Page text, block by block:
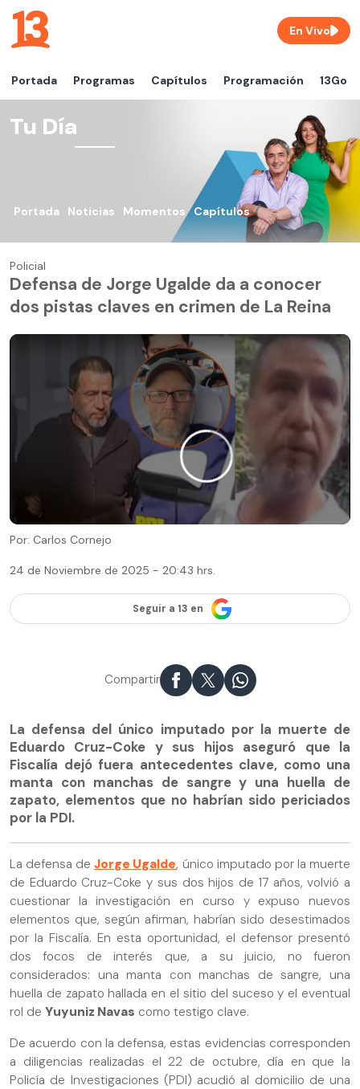
Portada Programas Capítulos Programación 13Go
En Vivo
Tu Día
Portada Noticias Momentos Capítulos
Policial
Defensa de Jorge Ugalde da a conocer
dos pistas claves en crimen de La Reina
Por: Carlos Cornejo
24 de Noviembre de 2025 - 20:43 hrs.
Seguir a 13 en
Compartir
La defensa del único imputado por la muerte de
Eduardo Cruz-Coke y sus hijos aseguró que la
Fiscalía dejó fuera antecedentes clave, como una
manta con manchas de sangre y una huella de
zapato, elementos que no habrían sido periciados
por la PDI.
La defensa deJorge Ugalde, único imputado por la muerte
de Eduardo Cruz-Coke y sus dos hijos de 17 años, volvió a
cuestionar la investigación en curso y expuso nuevos
elementos que, según afirman, habrían sido desestimados
por la Fiscalía. En esta oportunidad, el defensor presentó
dos focos de interés que, a su juicio, no fueron
considerados: una manta con manchas de sangre, una
huella de zapato hallada en el sitio del suceso y el eventual
rol de Yuyuniz Navas como testigo clave.
De acuerdo con la defensa, estas evidencias corresponden
a diligencias realizadas el 22 de octubre, día en que la
Policía de Investigaciones (PDI) acudió al domicilio de una